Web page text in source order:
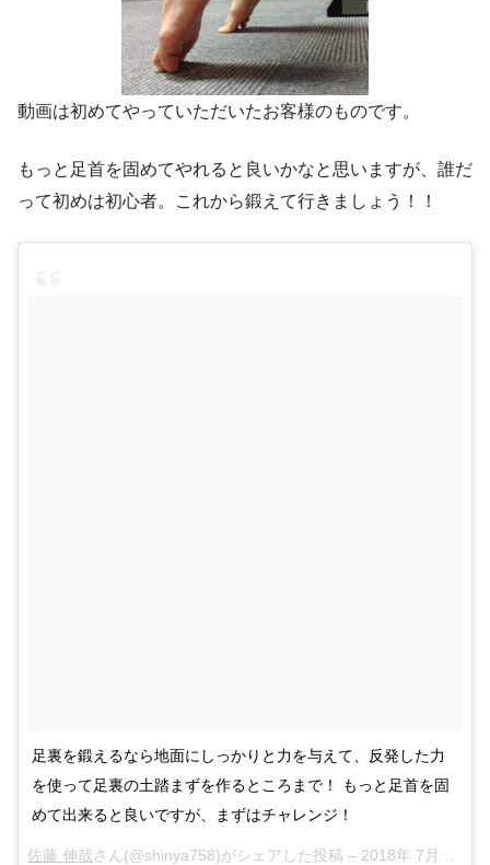
動画は初めてやっていただいたお客様のものです。
もっと足首を固めてやれると良いかなと思いますが、誰だ
って初めは初心者。これから鍛えて行きましょう！！
足裏を鍛えるなら地面にしっかりと力を与えて、反発した力
を使って足裏の土踏まずを作るところまで！ もっと足首を固
めて出来ると良いですが、まずはチャレンジ！
佐藤 伸哉さん(@shinya758)がシェアした投稿 – 2018年 7月月25日午後8時55分PDT